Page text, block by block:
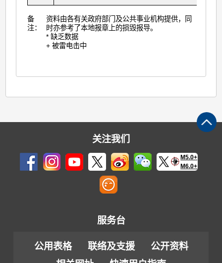
备
注：
资料由各有关政府部门及公共事业机构提供，同
时亦参考了本地报章上的损毁报导。
* 缺乏数据
+ 被雷电击中
关注我们
M5.0+
M6.0+
服务台
公用表格 联络及支援
公开资料